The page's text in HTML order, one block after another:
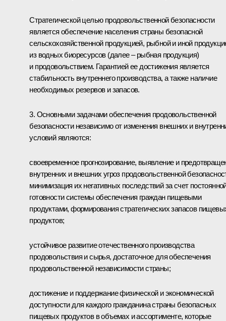
Стратегической целью продовольственной безопасности
является обеспечение населения страны безопасной
сельскохозяйственной продукцией, рыбной и иной
из водных биоресурсов (далее – рыбная продукция)
и продовольствием. Гарантией ее достижения является
стабильность внутреннего производства, а также наличие
необходимых резервов и запасов.
3. Основными задачами обеспечения продовольственной
безопасности независимо от изменения внешних и
условий являются:
своевременное прогнозирование, выявление и
внутренних и внешних угроз продовольственной
минимизация их негативных последствий за счет
готовности системы обеспечения граждан пищевыми
продуктами, формирования стратегических запасов
продуктов;
устойчивое развитие отечественного производства
продовольствия и сырья, достаточное для обеспечения
продовольственной независимости страны;
достижение и поддержание физической и экономической
доступности для каждого гражданина страны безопасных
пищевых продуктов в объемах и ассортименте, которые